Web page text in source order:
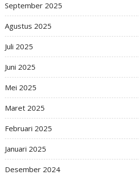
September 2025
Agustus 2025
Juli 2025
Juni 2025
Mei 2025
Maret 2025
Februari 2025
Januari 2025
Desember 2024